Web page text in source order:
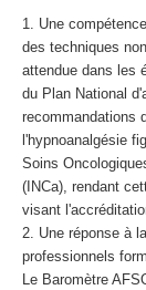
Une
des techniques
attendue dans les
du Plan National
recommandations
l'hypnoanalgésie
Soins
(INCa), rendant
visant
Une réponse à
professionnels
Le Baromètre